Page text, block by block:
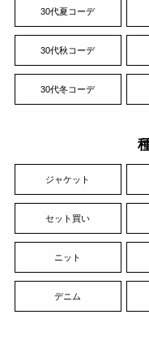
30代夏コーデ
30代秋コーデ
30代冬コーデ
ジャケット
セット買い
ニット
デニム